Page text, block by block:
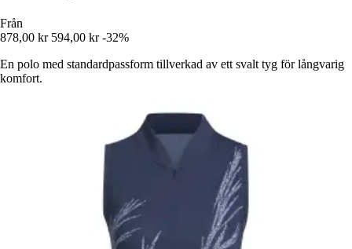
Från
878,00 kr 594,00 kr -32%
En polo med standardpassform tillverkad av ett svalt tyg för långvarig
komfort.